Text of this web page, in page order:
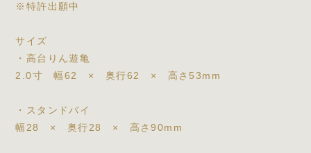
※特許出願中
サイズ
・高台りん遊亀
2.0寸 幅62 × 奥行62 × 高さ53mm
・スタンドバイ
幅28 × 奥行28 × 高さ90mm